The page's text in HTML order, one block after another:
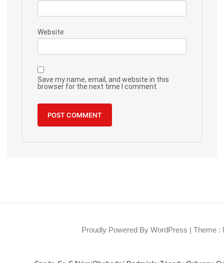
Website
Save my name, email, and website in this
browser for the next time I comment.
Proudly Powered By WordPress | Theme :